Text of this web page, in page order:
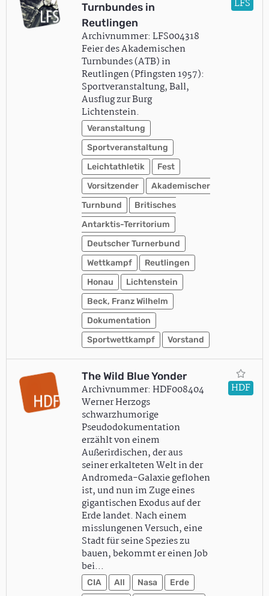
Turnbundes in
Reutlingen
Archivnummer: LFS004318
Feier des Akademischen
Turnbundes (ATB) in
Reutlingen (Pfingsten 1957):
Sportveranstaltung, Ball,
Ausflug zur Burg
Lichtenstein.
Veranstaltung
Sportveranstaltung
Leichtathletik
Fest
Vorsitzender
Akademischer
Turnbund
Britisches
Antarktis-Territorium
Deutscher Turnerbund
Wettkampf
Reutlingen
Honau
Lichtenstein
Beck, Franz Wilhelm
Dokumentation
Sportwettkampf
Vorstand
LFS
The Wild Blue Yonder
Archivnummer: HDF008404
Werner Herzogs
schwarzhumorige
Pseudodokumentation
erzählt von einem
Außerirdischen, der aus
seiner erkalteten Welt in der
Andromeda-Galaxie geflohen
ist, und nun im Zuge eines
gigantischen Exodus auf der
Erde landet. Nach einem
misslungenen Versuch, eine
Stadt für seine Spezies zu
bauen, bekommt er einen Job
bei…
CIA All Nasa
Erde
HDF